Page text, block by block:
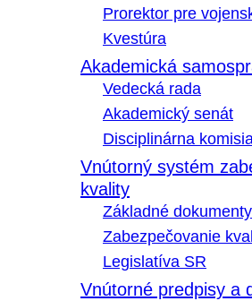
Prorektor pre
Kvestúra
Akademická
Vedecká rada
Akademický senát
Disciplinárna
Vnútorný systém
kvality
Základné dokumenty
Zabezpečovanie
Legislatíva SR
Vnútorné predpisy a